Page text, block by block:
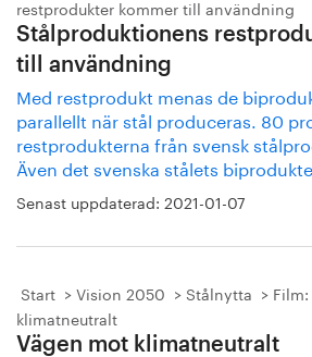
restprodukter kommer till användning
Stålproduktionens
till användning
Med restprodukt menas de
parallellt när stål produceras. 80
restprodukterna från svensk
Även det svenska stålets
Senast uppdaterad: 2021-01-07
Start Vision 2050 Stålnytta
klimatneutralt
Vägen mot klimatneutralt